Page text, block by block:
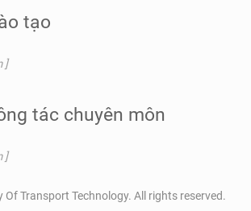
tạo
]
tác chuyên môn
]
Transport Technology. All rights reserved.